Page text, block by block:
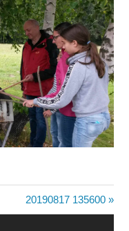
Nächster
Beitrag:
20190817 135600